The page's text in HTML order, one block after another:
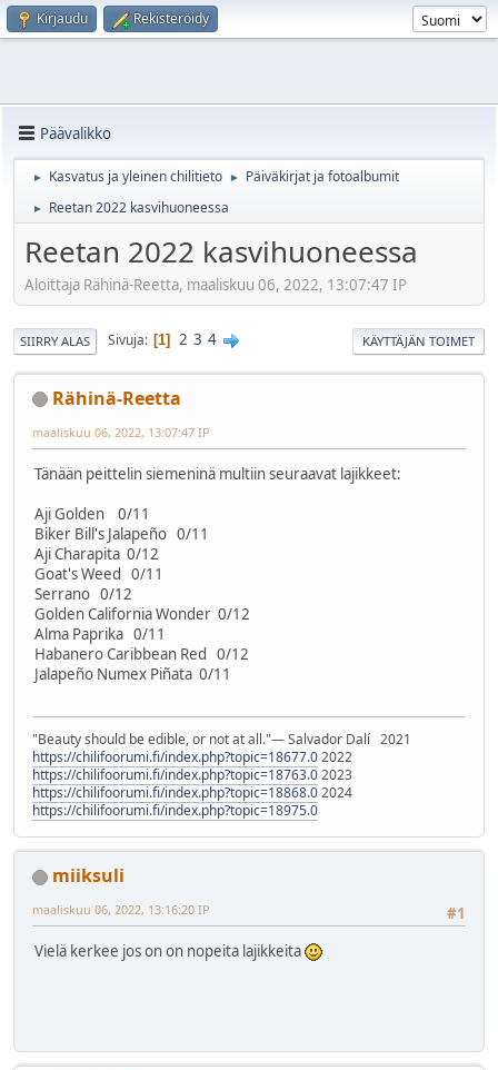
Kirjaudu Rekisteröidy
Päävalikko
► Kasvatus ja yleinen chilitieto ► Päiväkirjat ja fotoalbumit
► Reetan 2022 kasvihuoneessa
Reetan 2022 kasvihuoneessa
Aloittaja Rähinä-Reetta, maaliskuu 06, 2022, 13:07:47 IP
SIIRRY ALAS Sivuja 1 2 3 4 KÄYTTÄJÄN TOIMET
Rähinä-Reetta
maaliskuu 06, 2022, 13:07:47 IP
Tänään peittelin siemeninä multiin seuraavat lajikkeet:
Aji Golden 0/11
Biker Bill's Jalapeño 0/11
Aji Charapita 0/12
Goat's Weed 0/11
Serrano 0/12
Golden California Wonder 0/12
Alma Paprika 0/11
Habanero Caribbean Red 0/12
Jalapeño Numex Piñata 0/11
"Beauty should be edible, or not at all."― Salvador Dalí 2021
https://chilifoorumi.fi/index.php?topic=18677.02022
https://chilifoorumi.fi/index.php?topic=18763.02023
https://chilifoorumi.fi/index.php?topic=18868.02024
https://chilifoorumi.fi/index.php?topic=18975.0
miiksuli
#1
maaliskuu 06, 2022, 13:16:20 IP
Vielä kerkee jos on on nopeita lajikkeita